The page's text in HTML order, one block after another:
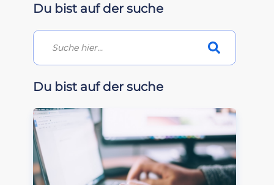
Du bist auf der suche
Du bist auf der suche